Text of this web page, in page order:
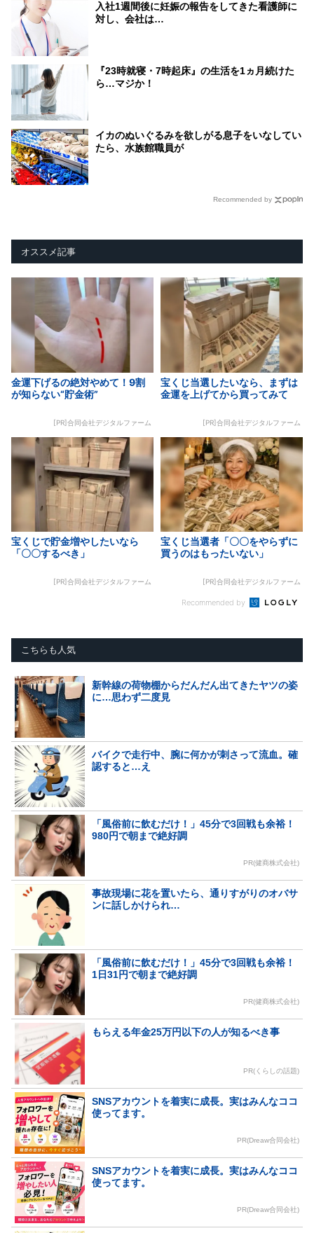
入社1週間後に妊娠の報告をしてきた看護師に
対し、会社は…
『23時就寝・7時起床』の生活を1ヵ月続けた
ら…マジか！
イカのぬいぐるみを欲しがる息子をいなしてい
たら、水族館職員が
Recommended by
オススメ記事
金運下げるの絶対やめて！9割
が知らない“貯金術”
[PR]合同会社デジタルファーム
宝くじ当選したいなら、まずは
金運を上げてから買ってみて
[PR]合同会社デジタルファーム
宝くじで貯金増やしたいなら
「〇〇するべき」
[PR]合同会社デジタルファーム
宝くじ当選者「〇〇をやらずに
買うのはもったいない」
[PR]合同会社デジタルファーム
Recommended by
こちらも人気
新幹線の荷物棚からだんだん出てきたヤツの姿
に…思わず二度見
バイクで走行中、腕に何かが刺さって流血。確
認すると…え
「風俗前に飲むだけ！」45分で3回戦も余裕！
980円で朝まで絶好調
PR(健商株式会社)
事故現場に花を置いたら、通りすがりのオバサ
ンに話しかけられ…
「風俗前に飲むだけ！」45分で3回戦も余裕！
1日31円で朝まで絶好調
PR(健商株式会社)
もらえる年金25万円以下の人が知るべき事
PR(くらしの話題)
SNSアカウントを着実に成長。実はみんなココ
使ってます。
PR(Dreaw合同会社)
SNSアカウントを着実に成長。実はみんなココ
使ってます。
PR(Dreaw合同会社)